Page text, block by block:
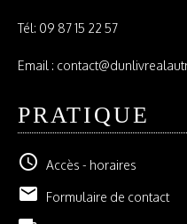
Tél: 09 87 15 22 57
Email :
PRATIQUE
schedule Accès - horaires
email Formulaire de contact